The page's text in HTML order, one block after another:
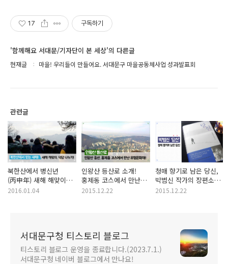
17 구독하기
'함께해요 서대문/기자단이 본 세상'의 다른글
현재글 마을! 우리들이 만들어요. 서대문구 마을공동체사업 성과발표회
관련글
북한산에서 병신년
(丙申年) 새해 해맞이와
덕담 나누기! 여러분의
2016.01.04
인왕산 등산로 소개!
홍제동 코스에서 만난
유형문화재!
2015.12.22
청매 향기로 남은 당신,
박범신 작가의 장편소설
'당신'을 읽고
2015.12.22
서대문구청 티스토리 블로그
티스토리 블로그 운영을 종료합니다.(2023.7.1.)
서대문구청 네이버 블로그에서 만나요!